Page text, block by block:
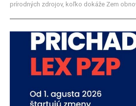
prírodných zdrojov, koľko dokáže Zem